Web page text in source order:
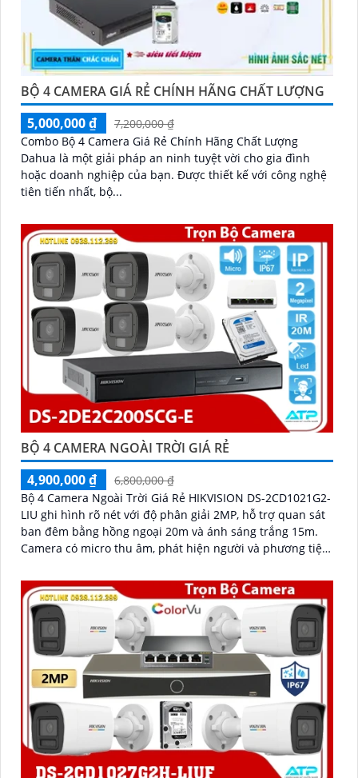
BỘ 4 CAMERA GIÁ RẺ CHÍNH HÃNG CHẤT LƯỢNG
5,000,000 ₫
7,200,000 ₫
Combo Bộ 4 Camera Giá Rẻ Chính Hãng Chất Lượng
Dahua là một giải pháp an ninh tuyệt vời cho gia đình
hoặc doanh nghiệp của bạn. Được thiết kế với công nghệ
tiên tiến nhất, bộ...
BỘ 4 CAMERA NGOÀI TRỜI GIÁ RẺ
4,900,000 ₫
6,800,000 ₫
Bộ 4 Camera Ngoài Trời Giá Rẻ HIKVISION DS-2CD1021G2-
LIU ghi hình rõ nét với độ phân giải 2MP, hỗ trợ quan sát
ban đêm bằng hồng ngoại 20m và ánh sáng trắng 15m.
Camera có micro thu âm, phát hiện người và phương tiện,
nhiễu 3D DNR